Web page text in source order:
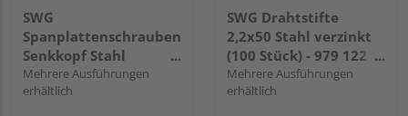
SWG
Spanplattenschrauben
Senkkopf Stahl
verzinkt Teilgewinde
Mehrere Ausführungen
erhältlich
SWG Drahtstifte
2,2x50 Stahl verzinkt
(100 Stück) - 979 122
50 30
Mehrere Ausführungen
erhältlich